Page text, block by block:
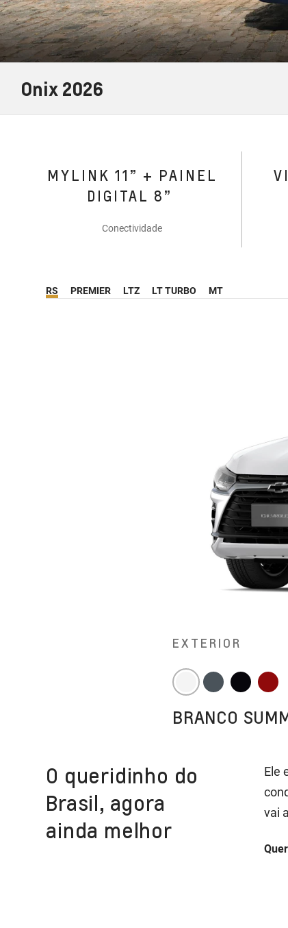
Onix 2026
MYLINK 11” + PAINEL
DIGITAL 8”
Conectividade
RS PREMIER LTZ LT TURBO MT
EXTERIOR
BRANCO
O queridinho do
Brasil, agora
ainda melhor
Ele
vai